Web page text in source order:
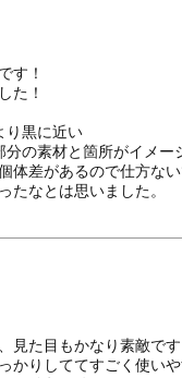
す！
た！
り黒に近い
の素材と箇所がイメー
体差があるので仕方な
たなとは思いました。
見た目もかなり素敵です
かりしててすごく使いや